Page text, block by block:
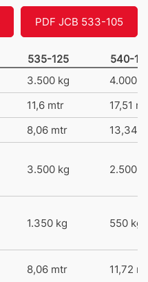
PDF JCB 533-105
535-125
540-
3.500 kg
4.000
11,6 mtr
17,51
8,06 mtr
13,34
3.500 kg 2.500
1.350 kg 550 kg
8,06 mtr 11,72